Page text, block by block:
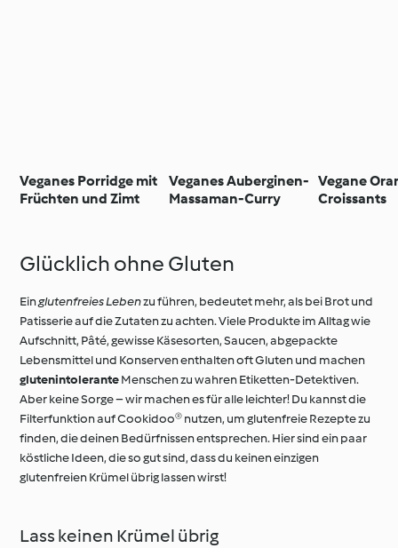
Veganes Porridge mit
Früchten und Zimt
Veganes Auberginen-
Massaman-Curry
Vegane
Croissants
Glücklich ohne Gluten
Einglutenfreies Lebenzu führen, bedeutet mehr, als bei Brot und
Patisserie auf die Zutaten zu achten. Viele Produkte im Alltag wie
Aufschnitt, Pâté, gewisse Käsesorten, Saucen, abgepackte
Lebensmittel und Konserven enthalten oft Gluten und machen
glutenintoleranteMenschen zu wahren Etiketten-Detektiven.
Aber keine Sorge – wir machen es für alle leichter! Du kannst die
Filterfunktion auf Cookidoo® nutzen, um glutenfreie Rezepte zu
finden, die deinen Bedürfnissen entsprechen. Hier sind ein paar
köstliche Ideen, die so gut sind, dass du keinen einzigen
glutenfreien Krümel übrig lassen wirst!
Lass keinen Krümel übrig